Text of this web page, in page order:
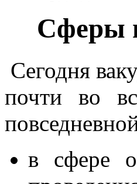
Сферы
Сегодня
почти во
в сфере